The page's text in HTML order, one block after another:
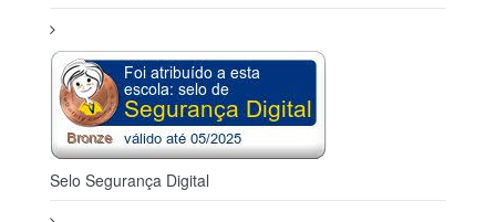
Selo Segurança Digital